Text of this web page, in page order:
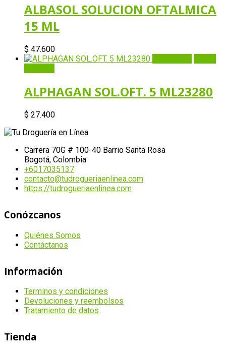
ALBASOL SOLUCION OFTALMICA
15 ML
$ 47.600
ALPHAGAN SOL.OFT. 5 ML23280
$ 27.400
Carrera 70G # 100-40 Barrio Santa Rosa
Bogotá, Colombia
+6017035137
contacto@tudrogueriaenlinea.com
https://tudrogueriaenlinea.com
Conózcanos
Quiénes Somos
Contáctanos
Información
Terminos y condiciones
Devoluciones y reembolsos
Tratamiento de datos
Tienda